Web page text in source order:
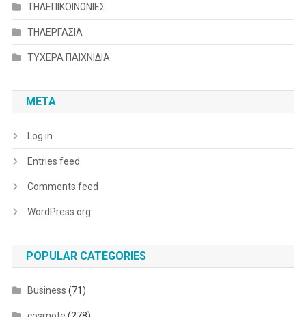
ΤΗΛΕΠΙΚΟΙΝΩΝΙΕΣ
ΤΗΛΕΡΓΑΣΙΑ
ΤΥΧΕΡΑ ΠΑΙΧΝΙΔΙΑ
META
Log in
Entries feed
Comments feed
WordPress.org
POPULAR CATEGORIES
Business (71)